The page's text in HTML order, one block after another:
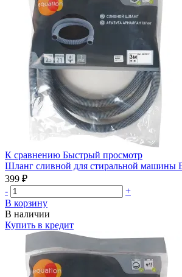
К сравнению Быстрый просмотр
Шланг сливной для стиральной машины
399 ₽
-
+
В корзину
В наличии
Купить в кредит